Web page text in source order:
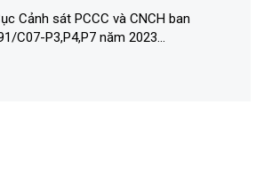
Cảnh sát PCCC và CNCH ban
C07-P3,P4,P7 năm 2023...